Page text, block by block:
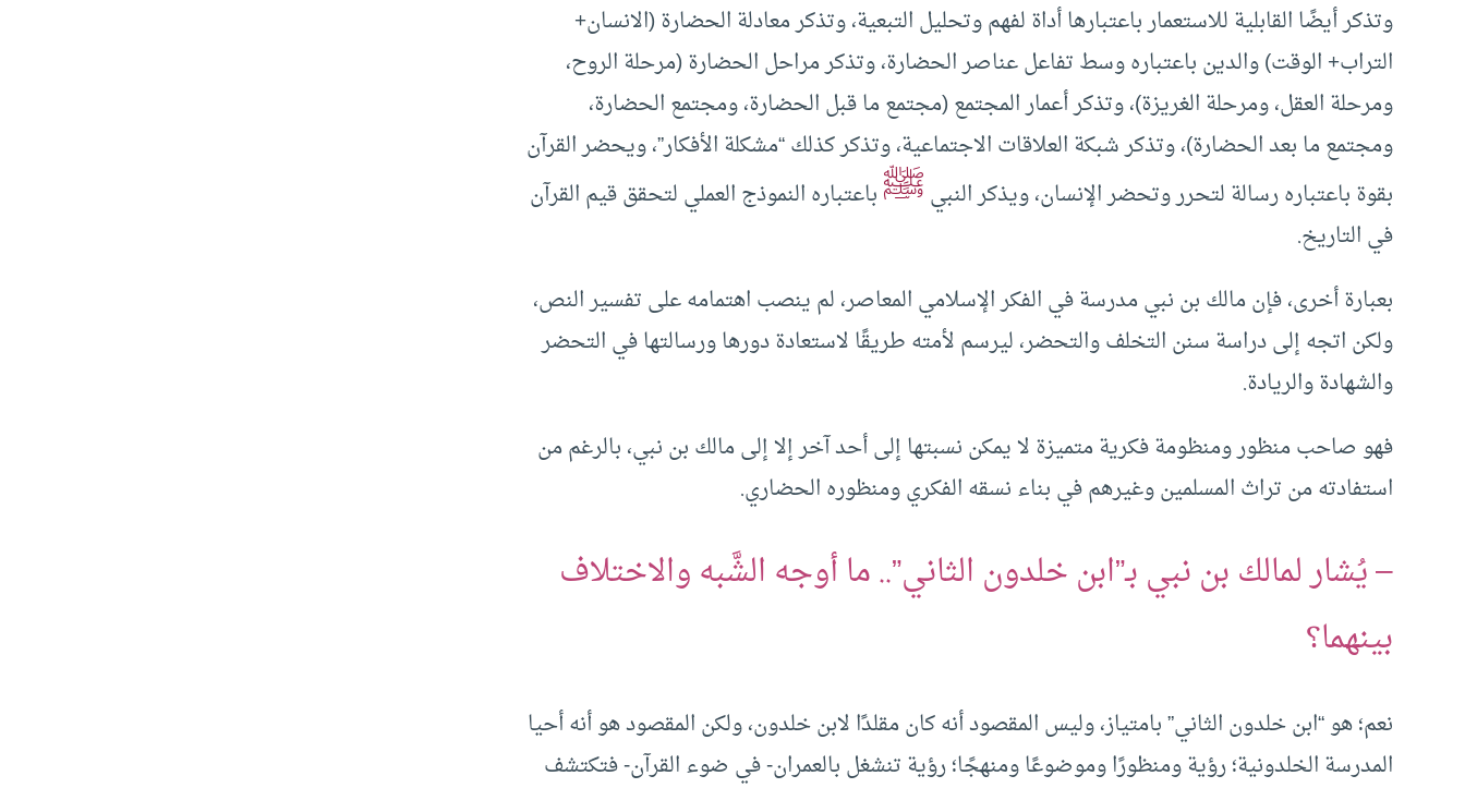
وتذكر أيضًا القابلية للاستعمار باعتبارها أداة لفهم وتحليل التبعية، وتذكر معادلة الحضارة (الانسان+
التراب+ الوقت) والدين باعتباره وسط تفاعل عناصر الحضارة، وتذكر مراحل الحضارة (مرحلة الروح،
ومرحلة العقل، ومرحلة الغريزة)، وتذكر أعمار المجتمع (مجتمع ما قبل الحضارة، ومجتمع الحضارة،
ومجتمع ما بعد الحضارة)، وتذكر شبكة العلاقات الاجتماعية، وتذكر كذلك “مشكلة الأفكار”، ويحضر القرآن
بقوة باعتباره رسالة لتحرر وتحضر الإنسان، ويذكر النبيﷺباعتباره النموذج العملي لتحقق قيم القرآن
في التاريخ.
بعبارة أخرى، فإن مالك بن نبي مدرسة في الفكر الإسلامي المعاصر، لم ينصب اهتمامه على تفسير النص،
ولكن اتجه إلى دراسة سنن التخلف والتحضر، ليرسم لأمته طريقًا لاستعادة دورها ورسالتها في التحضر
والشهادة والريادة.
فهو صاحب منظور ومنظومة فكرية متميزة لا يمكن نسبتها إلى أحد آخر إلا إلى مالك بن نبي، بالرغم من
استفادته من تراث المسلمين وغيرهم في بناء نسقه الفكري ومنظوره الحضاري.
– يُشار لمالك بن نبي بـ”ابن خلدون الثاني”.. ما أوجه الشَّبه والاختلاف
بينهما؟
نعم؛ هو “ابن خلدون الثاني” بامتياز، وليس المقصود أنه كان مقلدًا لابن خلدون، ولكن المقصود هو أنه أحيا
المدرسة الخلدونية؛ رؤية ومنظورًا وموضوعًا ومنهجًا؛ رؤية تنشغل بالعمران- في ضوء القرآن- فتكتشف